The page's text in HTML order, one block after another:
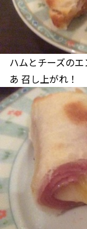
ハムとチーズの
あ 召し上がれ！